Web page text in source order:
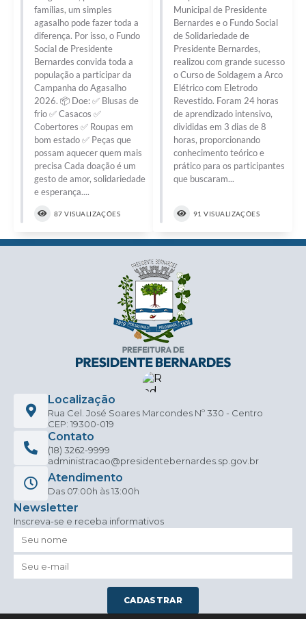
famílias, um simples
agasalho pode fazer toda a
diferença. Por isso, o Fundo
Social de Presidente
Bernardes convida toda a
população a participar da
Campanha do Agasalho
2026. 📦 Doe: ✅ Blusas de
frio ✅ Casacos ✅
Cobertores ✅ Roupas em
bom estado ✅ Peças que
possam aquecer quem mais
precisa Cada doação é um
gesto de amor, solidariedade
e esperança....
87 VISUALIZAÇÕES
Municipal de Presidente
Bernardes e o Fundo Social
de Solidariedade de
Presidente Bernardes,
realizou com grande sucesso
o Curso de Soldagem a Arco
Elétrico com Eletrodo
Revestido. Foram 24 horas
de aprendizado intensivo,
divididas em 3 dias de 8
horas, proporcionando
conhecimento teórico e
prático para os participantes
que buscaram...
91 VISUALIZAÇÕES
Localização
Rua Cel. José Soares Marcondes Nº 330 - Centro
CEP: 19300-019
Contato
(18) 3262-9999
administracao@presidentebernardes.sp.gov.br
Atendimento
Das 07:00h às 13:00h
Newsletter
Inscreva-se e receba informativos
CADASTRAR